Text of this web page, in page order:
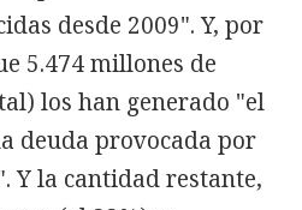
desde 2009". Y, por
5.474 millones de
los han generado "el
deuda provocada por
Y la cantidad restante,